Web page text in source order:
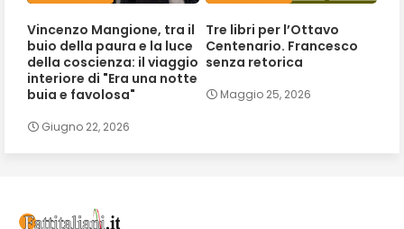
Vincenzo Mangione, tra il
buio della paura e la luce
della coscienza: il viaggio
interiore di "Era una notte
buia e favolosa"
Giugno 22, 2026
Tre libri per l’Ottavo
Centenario. Francesco
senza retorica
Maggio 25, 2026